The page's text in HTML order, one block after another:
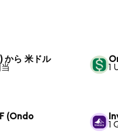
から 米ドル
1
(Ondo
1